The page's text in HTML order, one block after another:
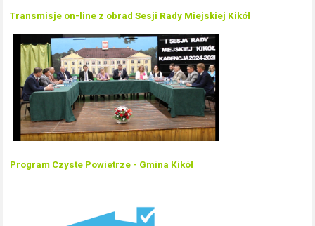
Transmisje on-line z obrad Sesji Rady Miejskiej Kikół
Program Czyste Powietrze - Gmina Kikół